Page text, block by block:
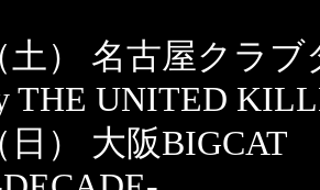
土） 名古屋クラ
THE UNITED
日） 大阪BIGCAT